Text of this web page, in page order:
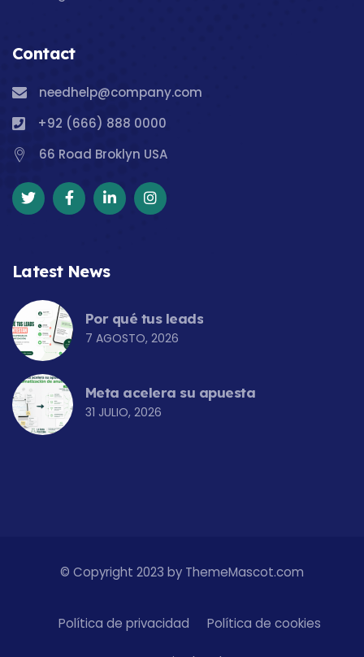
Contact
needhelp@company.com
+92 (666) 888 0000
66 Road Broklyn USA
Latest News
Por qué tus leads
7 AGOSTO, 2026
Meta acelera su apuesta
31 JULIO, 2026
© Copyright 2023 by ThemeMascot.com
Política de privacidad Política de cookies